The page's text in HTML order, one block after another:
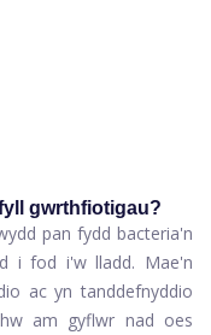
gwrthfiotigau?
pan fydd bacteria'n
i fod i'w lladd. Mae'n
ac yn tanddefnyddio
am gyflwr nad oes